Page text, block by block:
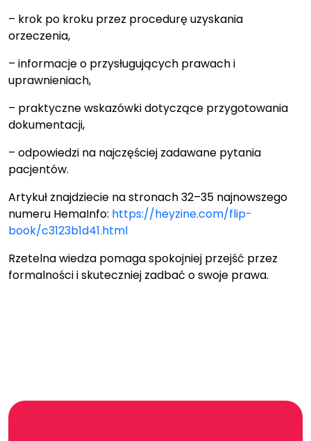
– krok po kroku przez procedurę uzyskania
orzeczenia,
– informacje o przysługujących prawach i
uprawnieniach,
– praktyczne wskazówki dotyczące przygotowania
dokumentacji,
– odpowiedzi na najczęściej zadawane pytania
pacjentów.
Artykuł znajdziecie na stronach 32–35 najnowszego
numeru HemaInfo: https://heyzine.com/flip-
book/c3123b1d41.html
Rzetelna wiedza pomaga spokojniej przejść przez
formalności i skuteczniej zadbać o swoje prawa.